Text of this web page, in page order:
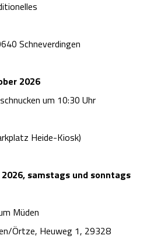
Schneverdingen
2026
um 10:30 Uhr
Heide-Kiosk)
samstags und sonntags
Müden
Örtze, Heuweg 1, 29328